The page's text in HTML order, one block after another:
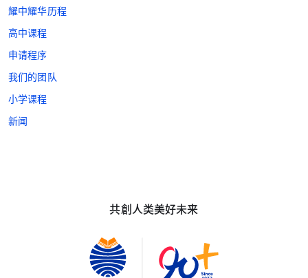
耀中耀华历程
高中课程
申请程序
我们的团队
小学课程
新闻
共創人类美好未来